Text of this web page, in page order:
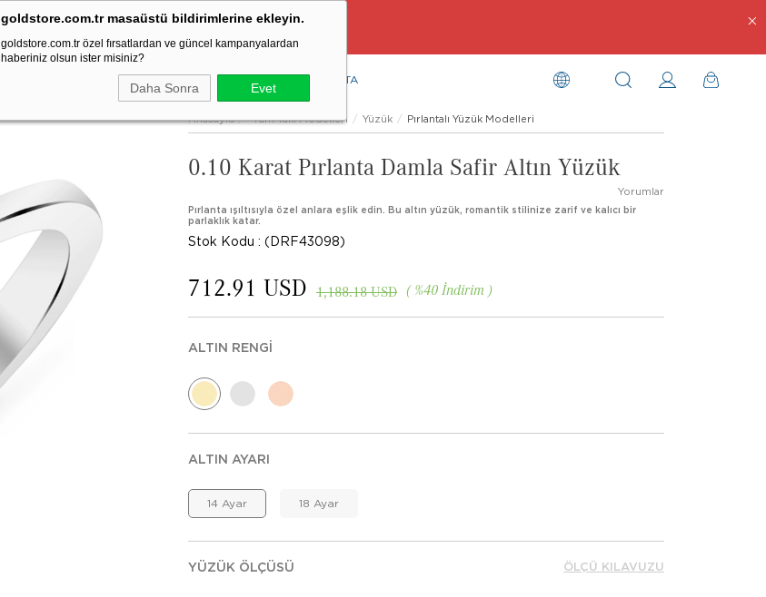
goldstore.com.tr masaüstü bildirimlerine ekleyin.
goldstore.com.tr özel fırsatlardan ve güncel kampanyalardan
haberiniz olsun ister misiniz?
Daha Sonra Evet
Ücretsiz Aynı Gün Kargo Fırsatı
BİLEKLİK RENKLİ TAŞLAR PIRLANTA
Anasayfa Tüm Takı Modelleri Yüzük Pırlantalı Yüzük Modelleri
0.10 Karat Pırlanta Damla Safir Altın Yüzük
Yorumlar
Pırlanta ışıltısıyla özel anlara eşlik edin. Bu altın yüzük, romantik stilinize zarif ve kalıcı bir
parlaklık katar.
Stok Kodu (DRF43098)
%40 İndirim
1,188.18 USD
712.91 USD
ALTIN RENGI
ALTIN AYARI
14 Ayar 18 Ayar
YÜZÜK ÖLÇÜSÜ ÖLÇÜ KILAVUZU